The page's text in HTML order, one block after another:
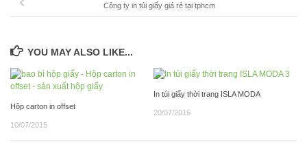
Công ty in túi giấy giá rẻ tại tphcm
YOU MAY ALSO LIKE...
Hộp carton in offset
10/07/2015
In túi giấy thời trang ISLA MODA
20/07/2015